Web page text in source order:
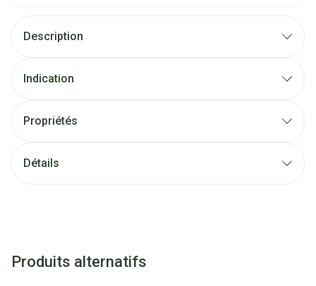
Description
Indication
Propriétés
Détails
Produits alternatifs